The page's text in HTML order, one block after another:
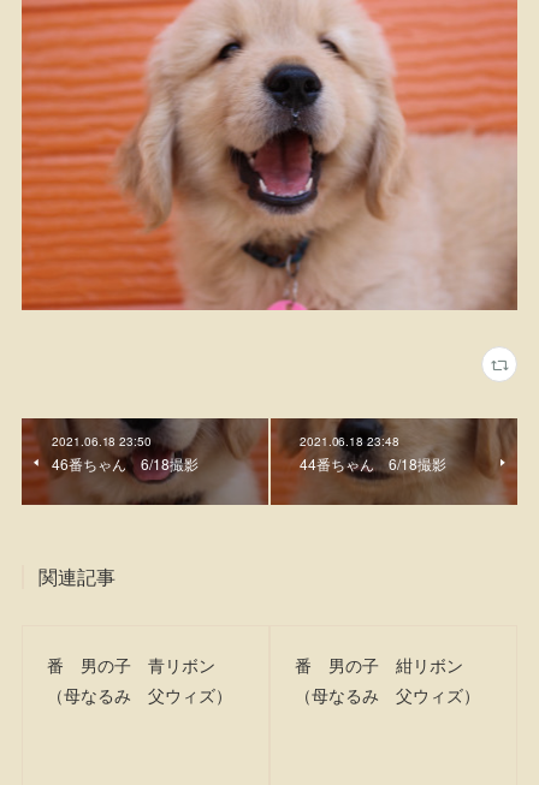
2021.06.18 23:50
46番ちゃん 6/18撮影
2021.06.18 23:48
44番ちゃん 6/18撮影
関連記事
番 男の子 青リボン
（母なるみ 父ウィズ）
番 男の子 紺リボン
（母なるみ 父ウィズ）